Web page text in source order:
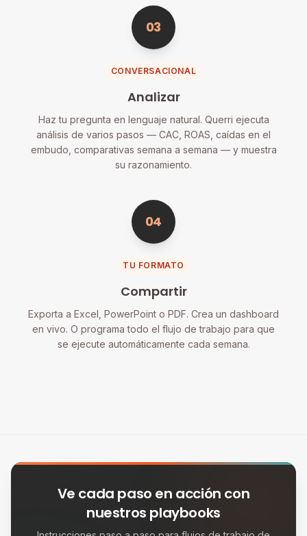
03
CONVERSACIONAL
Analizar
Haz tu pregunta en lenguaje natural. Querri ejecuta
análisis de varios pasos — CAC, ROAS, caídas en el
embudo, comparativas semana a semana — y muestra
su razonamiento.
04
TU FORMATO
Compartir
Exporta a Excel, PowerPoint o PDF. Crea un dashboard
en vivo. O programa todo el flujo de trabajo para que
se ejecute automáticamente cada semana.
Ve cada paso en acción con
nuestros playbooks